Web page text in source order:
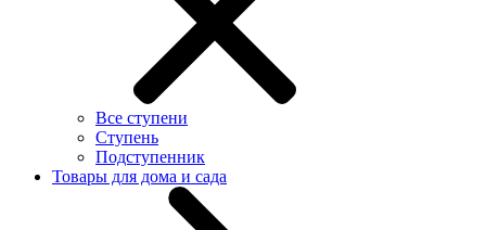
Все ступени
Ступень
Подступенник
Товары для дома и сада